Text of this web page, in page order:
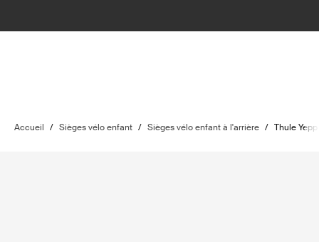
Accueil / Sièges vélo enfant / Sièges vélo enfant à l'arrière / Thule